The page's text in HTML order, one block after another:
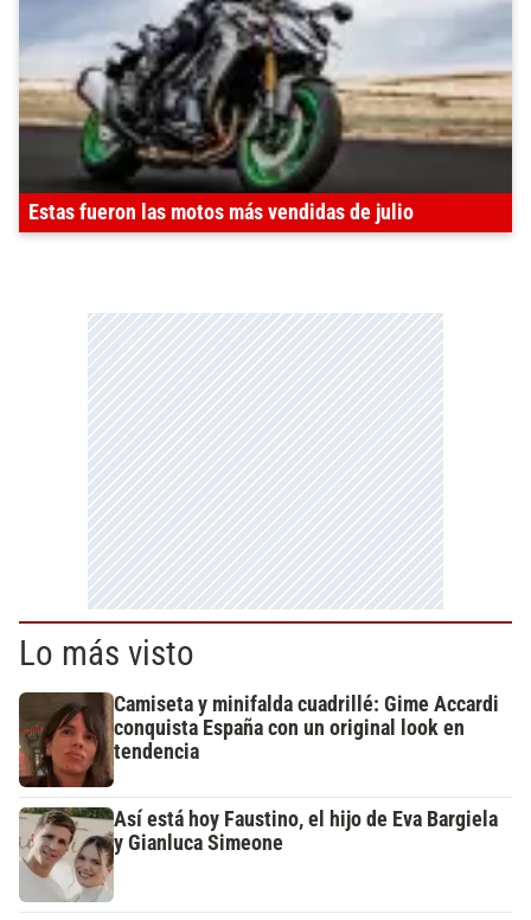
Estas fueron las motos más vendidas de julio
Lo más visto
Camiseta y minifalda cuadrillé: Gime Accardi
conquista España con un original look en
tendencia
Así está hoy Faustino, el hijo de Eva Bargiela
y Gianluca Simeone